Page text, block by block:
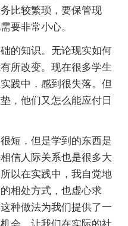
比较繁琐，要保管现
要非常小心。
的知识。无论现实如何
所改变。现在很多学生
践中，感到很失落。但
，他们又怎么能应付日
短，但是学到的东西是
信人际关系也是很多大
以在实践中，我自觉地
相处方式，也虚心求
种做法为我们提供了一
会。让我们在实际的社